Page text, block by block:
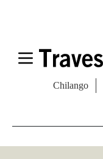
Una guía para